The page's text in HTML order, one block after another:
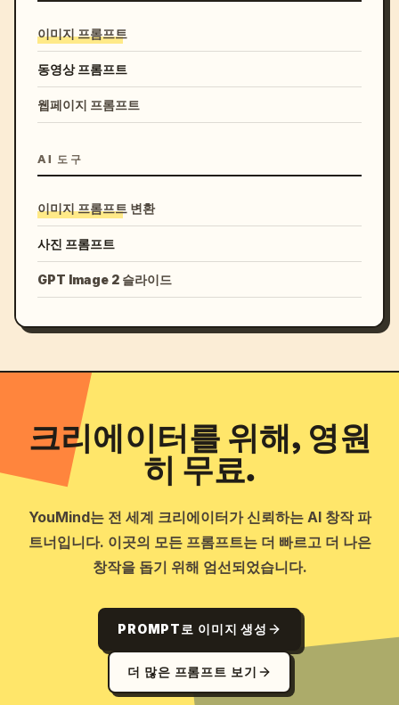
이미지 프롬프트
동영상 프롬프트
웹페이지 프롬프트
AI 도구
이미지 프롬프트 변환
사진 프롬프트
GPT Image 2 슬라이드
크리에이터를 위해, 영원
히 무료.
YouMind는 전 세계 크리에이터가 신뢰하는 AI 창작 파
트너입니다. 이곳의 모든 프롬프트는 더 빠르고 더 나은
창작을 돕기 위해 엄선되었습니다.
PROMPT로 이미지 생성
더 많은 프롬프트 보기